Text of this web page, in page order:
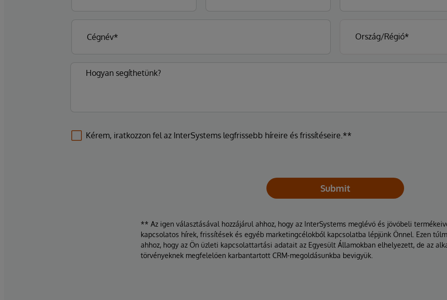
Kérem, iratkozzon fel az InterSystems legfrissebb híreire és frissítéseire.**
Submit
** Az igen választásával hozzájárul ahhoz, hogy az InterSystems meglévő és jövőbeli
kapcsolatos hírek, frissítések és egyéb marketingcélokból kapcsolatba lépjünk Önnel. Ezen
ahhoz, hogy az Ön üzleti kapcsolattartási adatait az Egyesült Államokban elhelyezett, de az
törvényeknek megfelelően karbantartott CRM-megoldásunkba bevigyük.